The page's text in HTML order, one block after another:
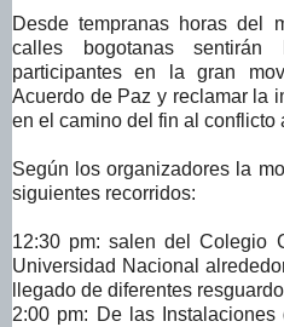
Desde tempranas horas del
calles bogotanas
participantes en la gran
Acuerdo de Paz y reclamar la
en el camino del fin al conflicto
Según los organizadores la
siguientes recorridos:
12:30 pm: salen del Colegio
Universidad Nacional
llegado de diferentes
2:00 pm: De las